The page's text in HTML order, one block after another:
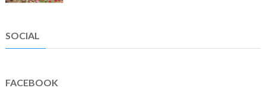
SOCIAL
FACEBOOK